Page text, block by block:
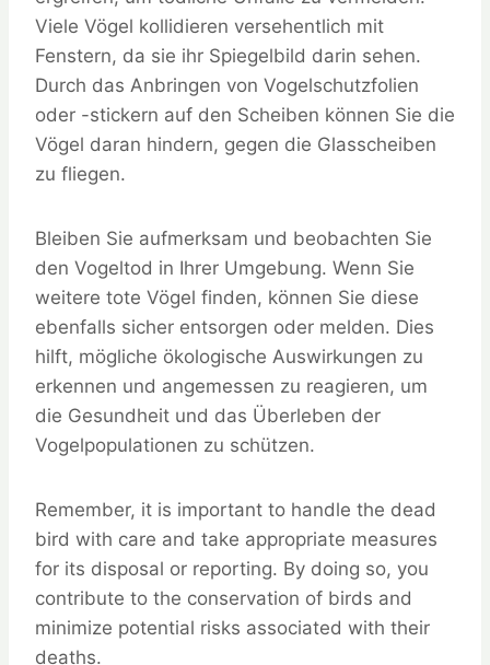
Viele Vögel kollidieren versehentlich mit
Fenstern, da sie ihr Spiegelbild darin sehen.
Durch das Anbringen von Vogelschutzfolien
oder -stickern auf den Scheiben können Sie die
Vögel daran hindern, gegen die Glasscheiben
zu fliegen.
Bleiben Sie aufmerksam und beobachten Sie
den Vogeltod in Ihrer Umgebung. Wenn Sie
weitere tote Vögel finden, können Sie diese
ebenfalls sicher entsorgen oder melden. Dies
hilft, mögliche ökologische Auswirkungen zu
erkennen und angemessen zu reagieren, um
die Gesundheit und das Überleben der
Vogelpopulationen zu schützen.
Remember, it is important to handle the dead
bird with care and take appropriate measures
for its disposal or reporting. By doing so, you
contribute to the conservation of birds and
minimize potential risks associated with their
deaths.